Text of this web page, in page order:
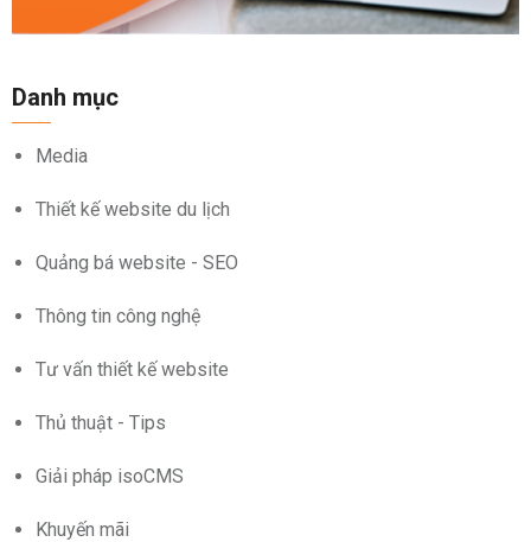
Danh mục
Media
Thiết kế website du lịch
Quảng bá website - SEO
Thông tin công nghệ
Tư vấn thiết kế website
Thủ thuật - Tips
Giải pháp isoCMS
Khuyến mãi